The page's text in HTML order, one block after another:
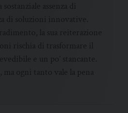
assenza di
di soluzioni innovative.
la sua reiterazione
rischia di trasformare il
e un po’ stancante.
ogni tanto vale la pena